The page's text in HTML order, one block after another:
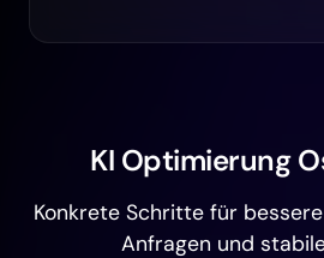
KI Optimierung
Konkrete Schritte für
Anfragen und